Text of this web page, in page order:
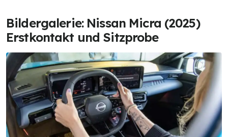
Bildergalerie: Nissan Micra (2025)
Erstkontakt und Sitzprobe